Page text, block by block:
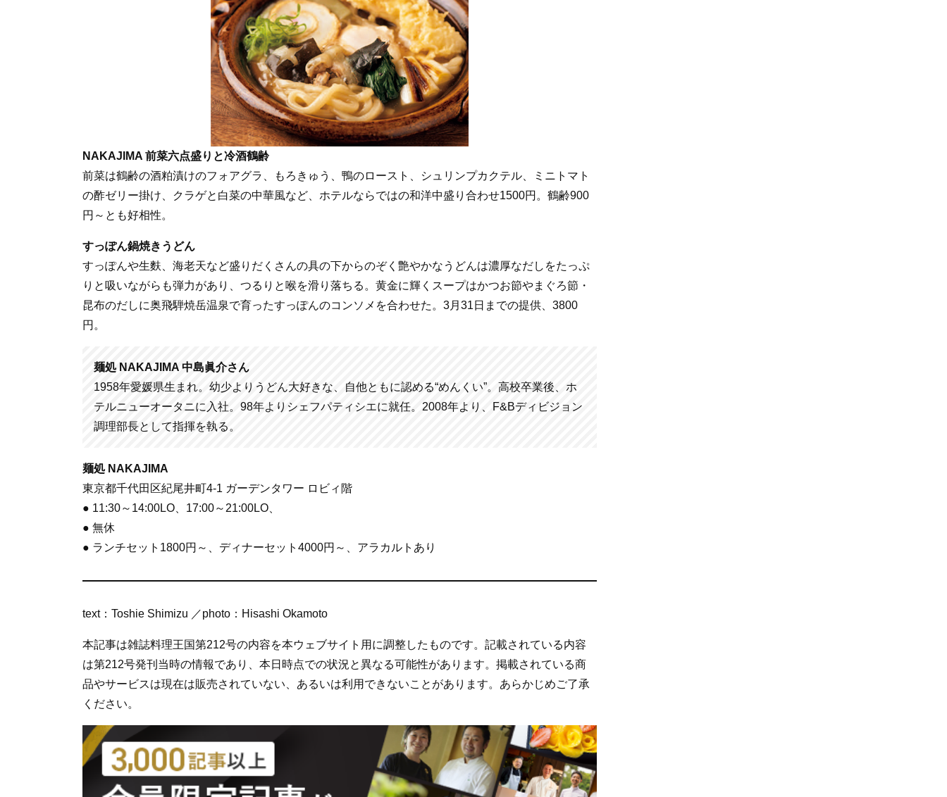
NAKAJIMA 前菜六点盛りと冷酒鶴齢
前菜は鶴齢の酒粕漬けのフォアグラ、もろきゅう、鴨のロースト、シュリンプカクテル、ミニトマト
の酢ゼリー掛け、クラゲと白菜の中華風など、ホテルならではの和洋中盛り合わせ1500円。鶴齢900
円～とも好相性。
すっぽん鍋焼きうどん
すっぽんや生麩、海老天など盛りだくさんの具の下からのぞく艶やかなうどんは濃厚なだしをたっぷ
りと吸いながらも弾力があり、つるりと喉を滑り落ちる。黄金に輝くスープはかつお節やまぐろ節・
昆布のだしに奥飛騨焼岳温泉で育ったすっぽんのコンソメを合わせた。3月31日までの提供、3800
円。
麺処 NAKAJIMA 中島眞介さん
1958年愛媛県生まれ。幼少よりうどん大好きな、自他ともに認める“めんくい”。高校卒業後、ホ
テルニューオータニに入社。98年よりシェフパティシエに就任。2008年より、F&Bディビジョン
調理部長として指揮を執る。
麺処 NAKAJIMA
東京都千代田区紀尾井町4-1 ガーデンタワー ロビィ階
● 11:30～14:00LO、17:00～21:00LO、
● 無休
● ランチセット1800円～、ディナーセット4000円～、アラカルトあり
text：Toshie Shimizu ／photo：Hisashi Okamoto
本記事は雑誌料理王国第212号の内容を本ウェブサイト用に調整したものです。記載されている内容
は第212号発刊当時の情報であり、本日時点での状況と異なる可能性があります。掲載されている商
品やサービスは現在は販売されていない、あるいは利用できないことがあります。あらかじめご了承
ください。